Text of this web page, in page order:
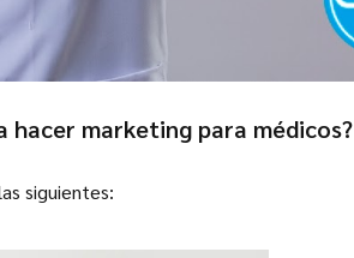
hacer marketing para médicos?
siguientes: